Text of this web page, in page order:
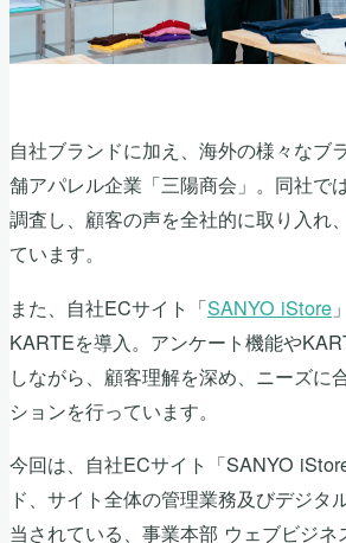
自社ブランドに加え、海外の様々なブ
舗アパレル企業「三陽商会」。同社で
調査し、顧客の声を全社的に取り入れ
ています。
また、自社ECサイト「SANYO iStore
KARTEを導入。アンケート機能や
しながら、顧客理解を深め、ニーズに
ションを行っています。
今回は、自社ECサイト「SANYO
ド、サイト全体の管理業務及びデジタ
当されている、事業本部 ウェブビジ